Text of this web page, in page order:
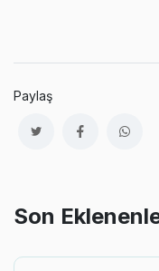
Paylaş
Son